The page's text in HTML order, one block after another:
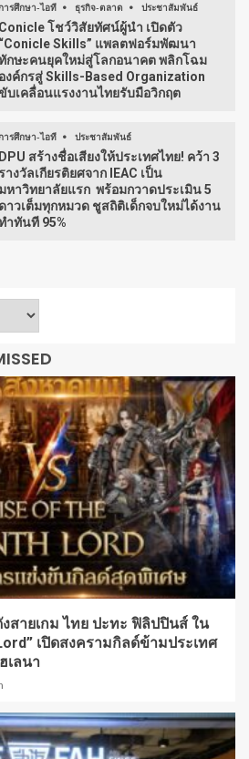
ารศึกษา-ไอที ธุรกิจ-ตลาด ประชาสัมพันธ์
Conicle โชว์วิสัยทัศน์ผู้นำ เปิดตัว
“Conicle Skills” แพลตฟอร์มพัฒนา
กษะคนยุคใหม่สู่โลกอนาคต พลิกโฉม
องค์กรสู่ Skills-Based Organization
บเคลื่อนแรงงานไทยรับมือวิกฤต
ารศึกษา-ไอที ประชาสัมพันธ์
DPU สร้างชื่อเสียงให้ประเทศไทย! คว้า 3
างวัลเกียรติยศจาก IEAC เป็น
มหาวิทยาลัยแรก พร้อมกวาดประเมิน 5
ดาวเต็มทุกหมวด ชูสถิติเด็กจบใหม่ได้งาน
ำทันที 95%
งสายเกม ไทย ปะทะ ฟิลิปปินส์ ใน
เปิดสงครามกิลด์ข้ามประเทศ
เลนา